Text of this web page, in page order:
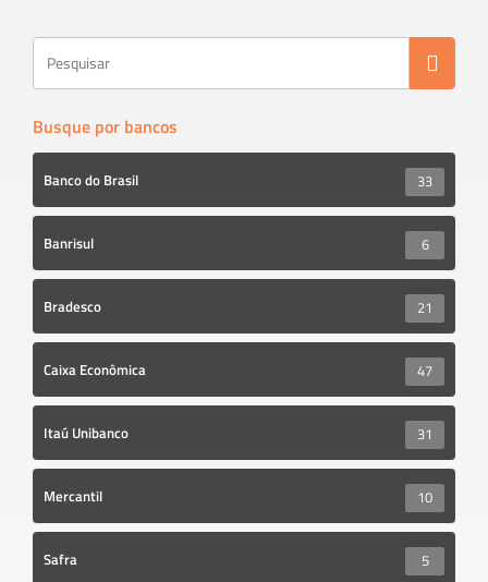
Busque por bancos
Banco do Brasil 33
Banrisul 6
Bradesco 21
Caixa Econômica 47
Itaú Unibanco 31
Mercantil 10
Safra 5